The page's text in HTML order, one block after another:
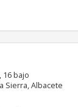
16 bajo
Sierra,Albacete